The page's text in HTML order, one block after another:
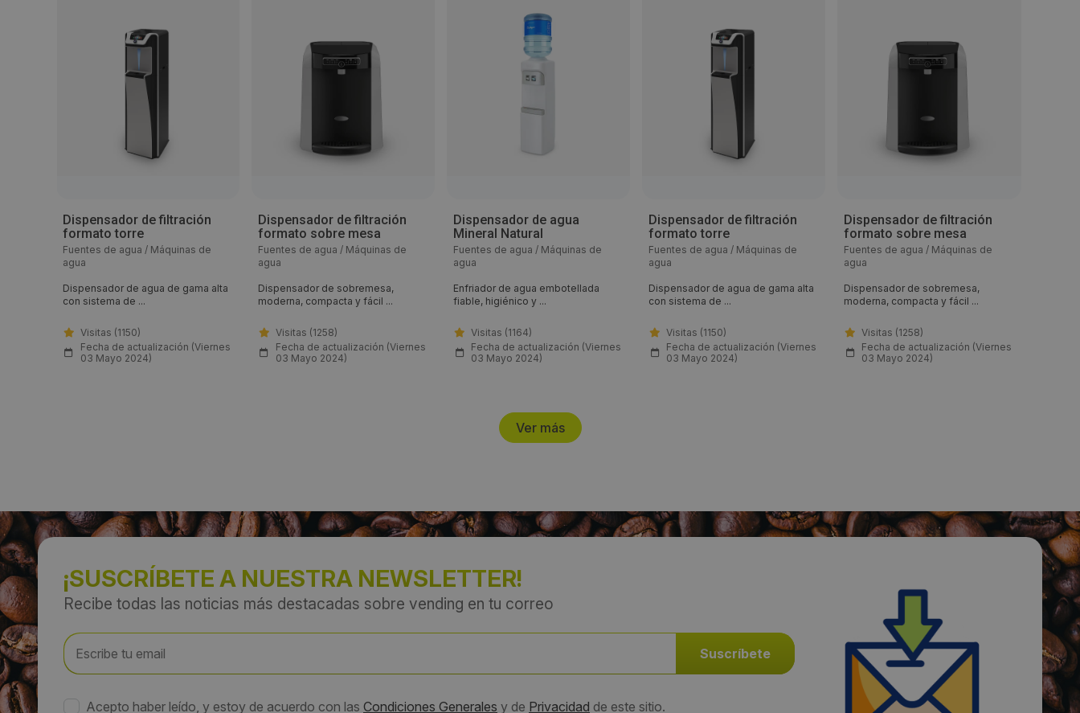
Dispensador de filtración
formato torre
Fuentes de agua / Máquinas de
agua
Dispensador de agua de gama alta
con sistema de ...
Visitas (1150)
Fecha de actualización (Viernes
03 Mayo 2024)
Dispensador de filtración
formato sobre mesa
Fuentes de agua / Máquinas de
agua
Dispensador de sobremesa,
moderna, compacta y fácil ...
Visitas (1258)
Fecha de actualización (Viernes
03 Mayo 2024)
Dispensador de agua
Mineral Natural
Fuentes de agua / Máquinas de
agua
Enfriador de agua embotellada
fiable, higiénico y ...
Visitas (1164)
Fecha de actualización (Viernes
03 Mayo 2024)
Dispensador de filtración
formato torre
Fuentes de agua / Máquinas de
agua
Dispensador de agua de gama alta
con sistema de ...
Visitas (1150)
Fecha de actualización (Viernes
03 Mayo 2024)
Dispensador de filtración
formato sobre mesa
Fuentes de agua / Máquinas de
agua
Dispensador de sobremesa,
moderna, compacta y fácil ...
Visitas (1258)
Fecha de actualización (Viernes
03 Mayo 2024)
Ver más
¡SUSCRÍBETE A NUESTRA NEWSLETTER!
Recibe todas las noticias más destacadas sobre vending en tu correo
Acepto haber leído, y estoy de acuerdo con las Condiciones Generales y de Privacidad de este sitio.